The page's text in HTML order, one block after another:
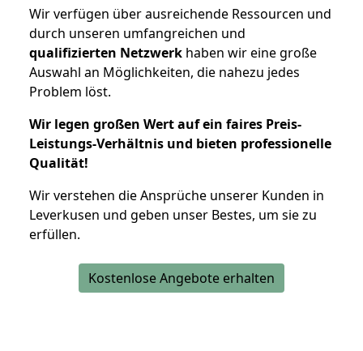
Wir verfügen über ausreichende Ressourcen und
durch unseren umfangreichen und
qualifizierten Netzwerk haben wir eine große
Auswahl an Möglichkeiten, die nahezu jedes
Problem löst.
Wir legen großen Wert auf ein faires Preis-
Leistungs-Verhältnis und bieten professionelle
Qualität!
Wir verstehen die Ansprüche unserer Kunden in
Leverkusen und geben unser Bestes, um sie zu
erfüllen.
Kostenlose Angebote erhalten